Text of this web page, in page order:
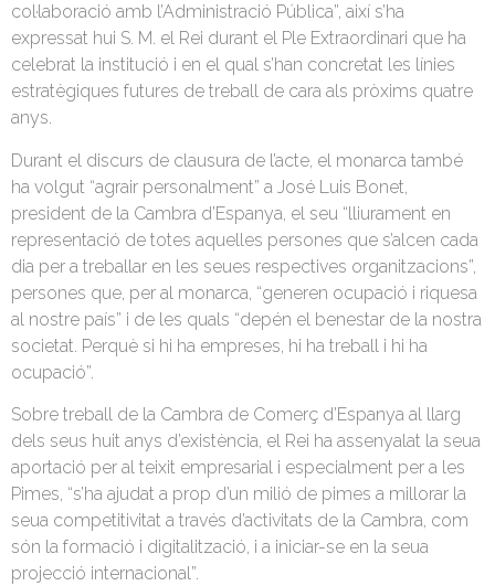
col·laboració amb l’Administració Pública”, així s’ha
expressat hui S. M. el Rei durant el Ple Extraordinari que ha
celebrat la institució i en el qual s’han concretat les línies
estratègiques futures de treball de cara als pròxims quatre
anys.
Durant el discurs de clausura de l’acte, el monarca també
ha volgut “agrair personalment” a José Luis Bonet,
president de la Cambra d’Espanya, el seu “lliurament en
representació de totes aquelles persones que s’alcen cada
dia per a treballar en les seues respectives organitzacions”,
persones que, per al monarca, “generen ocupació i riquesa
al nostre país” i de les quals “depén el benestar de la nostra
societat. Perquè si hi ha empreses, hi ha treball i hi ha
ocupació”.
Sobre treball de la Cambra de Comerç d’Espanya al llarg
dels seus huit anys d’existència, el Rei ha assenyalat la seua
aportació per al teixit empresarial i especialment per a les
Pimes, “s’ha ajudat a prop d’un milió de pimes a millorar la
seua competitivitat a través d’activitats de la Cambra, com
són la formació i digitalització, i a iniciar-se en la seua
projecció internacional”.